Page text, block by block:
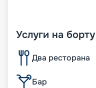
Услуги на борту
Два ресторана
Бар